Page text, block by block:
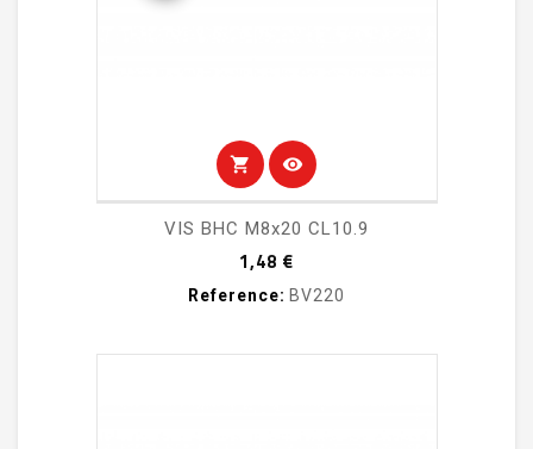
shopping_cart visibility
VIS BHC M8x20 CL10.9
1,48 €
Reference: BV220